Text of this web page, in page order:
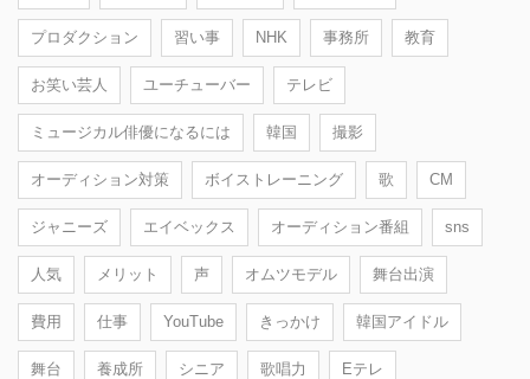
プロダクション 習い事 NHK 事務所 教育
お笑い芸人 ユーチューバー テレビ
ミュージカル俳優になるには 韓国 撮影
オーディション対策 ボイストレーニング 歌 CM
ジャニーズ エイベックス オーディション番組 sns
人気 メリット 声 オムツモデル 舞台出演
費用 仕事 YouTube きっかけ 韓国アイドル
舞台 養成所 シニア 歌唱力 Eテレ